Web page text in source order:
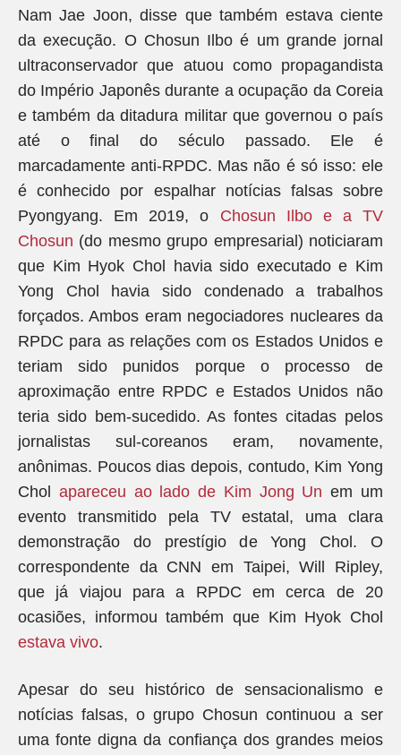
Nam Jae Joon, disse que também estava ciente
da execução. O Chosun Ilbo é um grande jornal
ultraconservador que atuou como propagandista
do Império Japonês durante a ocupação da Coreia
e também da ditadura militar que governou o país
até o final do século passado. Ele é
marcadamente anti-RPDC. Mas não é só isso: ele
é conhecido por espalhar notícias falsas sobre
Pyongyang. Em 2019, o Chosun Ilbo e a TV
Chosun (do mesmo grupo empresarial) noticiaram
que Kim Hyok Chol havia sido executado e Kim
Yong Chol havia sido condenado a trabalhos
forçados. Ambos eram negociadores nucleares da
RPDC para as relações com os Estados Unidos e
teriam sido punidos porque o processo de
aproximação entre RPDC e Estados Unidos não
teria sido bem-sucedido. As fontes citadas pelos
jornalistas sul-coreanos eram, novamente,
anônimas. Poucos dias depois, contudo, Kim Yong
Chol apareceu ao lado de Kim Jong Un em um
evento transmitido pela TV estatal, uma clara
demonstração do prestígio de Yong Chol. O
correspondente da CNN em Taipei, Will Ripley,
que já viajou para a RPDC em cerca de 20
ocasiões, informou também que Kim Hyok Chol
estava vivo.
Apesar do seu histórico de sensacionalismo e
notícias falsas, o grupo Chosun continuou a ser
uma fonte digna da confiança dos grandes meios